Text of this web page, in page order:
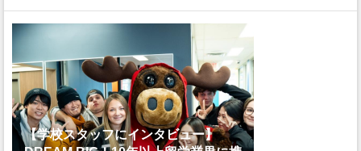
【学校スタッフにインタビュー】